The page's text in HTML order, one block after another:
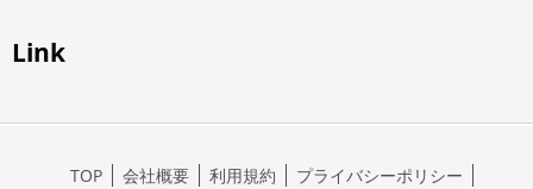
Link
TOP 会社概要 利用規約
プライバシーポリシー